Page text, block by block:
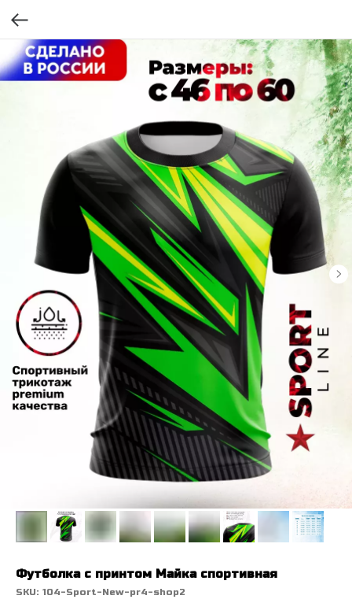
Футболка с принтом Майка спортивная
SKU: 104-Sport-New-pr4-shop2